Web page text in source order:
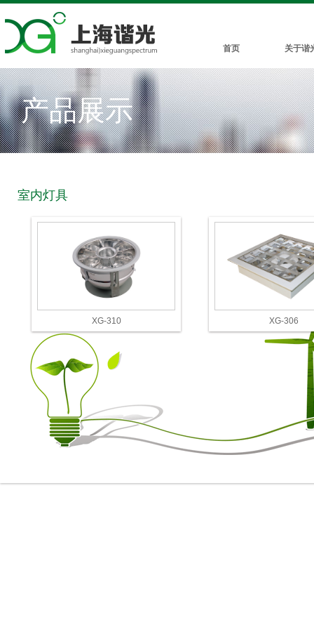
首页 关于谐
产品展示
室内灯具
XG-310 XG-306